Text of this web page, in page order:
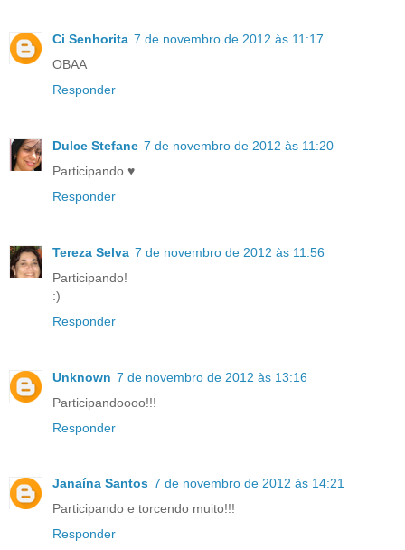
Ci Senhorita 7 de novembro de 2012 às 11:17
OBAA
Responder
Dulce Stefane 7 de novembro de 2012 às 11:20
Participando ♥
Responder
Tereza Selva 7 de novembro de 2012 às 11:56
Participando!
:)
Responder
Unknown 7 de novembro de 2012 às 13:16
Participandoooo!!!
Responder
Janaína Santos 7 de novembro de 2012 às 14:21
Participando e torcendo muito!!!
Responder